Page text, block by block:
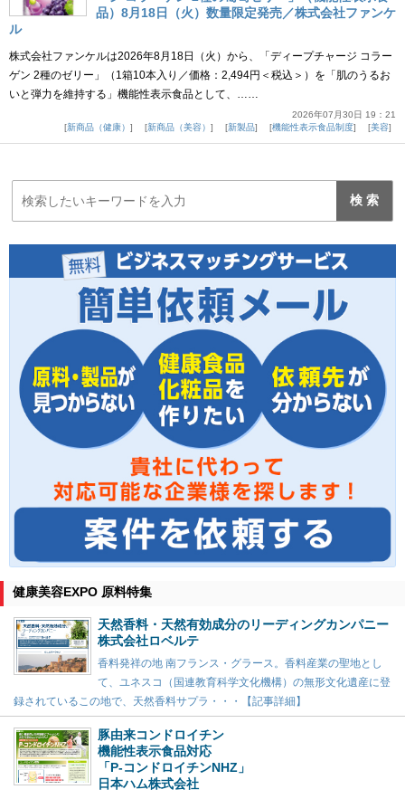
品）8月18日（火）数量限定発売／株式会社ファンケ
ル
株式会社ファンケルは2026年8月18日（火）から、「ディープチャージ コラー
ゲン 2種のゼリー」（1箱10本入り／価格：2,494円＜税込＞）を「肌のうるお
いと弾力を維持する」機能性表示食品として、……
2026年07月30日 19：21
新商品（健康）
新商品（美容） 新製品 機能性表示食品制度 美容
健康美容EXPO 原料特集
天然香料・天然有効成分のリーディングカンパニー
株式会社ロベルテ
香料発祥の地 南フランス・グラース。香料産業の聖地とし
て、ユネスコ（国連教育科学文化機構）の無形文化遺産に登
録されているこの地で、天然香料サプラ・・・【記事詳細】
豚由来コンドロイチン
機能性表示食品対応
「P-コンドロイチンNHZ」
日本ハム株式会社